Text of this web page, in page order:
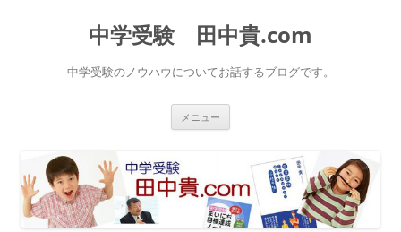
中学受験 田中貴.com
中学受験のノウハウについてお話するブログです。
メニュー
ス
キ
ッ
プ